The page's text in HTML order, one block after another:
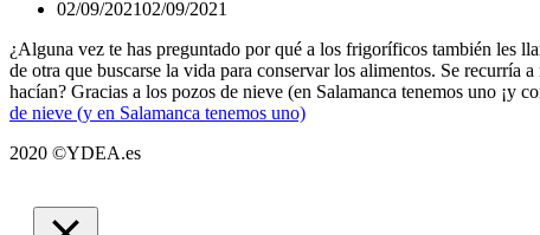
02/09/202102/09/2021
¿Alguna vez te has preguntado por qué a los frigoríficos también les
de otra que buscarse la vida para conservar los alimentos. Se recurría
hacían? Gracias a los pozos de nieve (en Salamanca tenemos uno ¡y
de nieve (y en Salamanca tenemos uno)
2020 ©YDEA.es